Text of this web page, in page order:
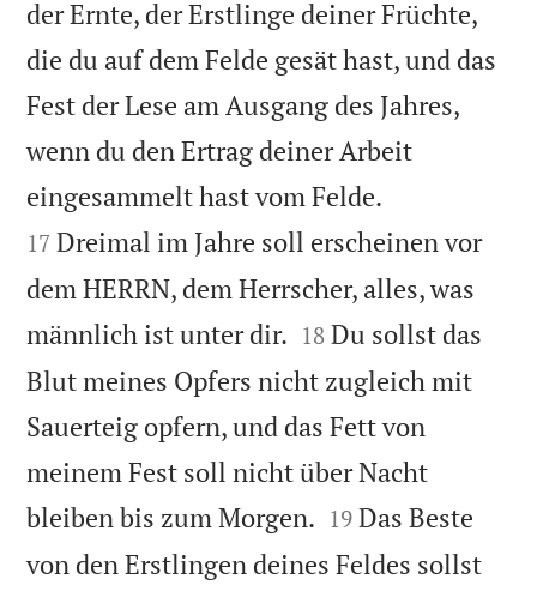
der Ernte, der Erstlinge deiner Früchte,
die du auf dem Felde gesät hast, und das
Fest der Lese am Ausgang des Jahres,
wenn du den Ertrag deiner Arbeit
eingesammelt hast vom Felde.
17 Dreimal im Jahre soll erscheinen vor
dem HERRN, dem Herrscher, alles, was
männlich ist unter dir. 

18 Du sollst das
Blut meines Opfers nicht zugleich mit
Sauerteig opfern, und das Fett von
meinem Fest soll nicht über Nacht
bleiben bis zum Morgen. 

19 Das Beste
von den Erstlingen deines Feldes sollst